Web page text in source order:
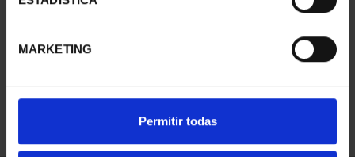
MARKETING
Permitir todas
REFINE